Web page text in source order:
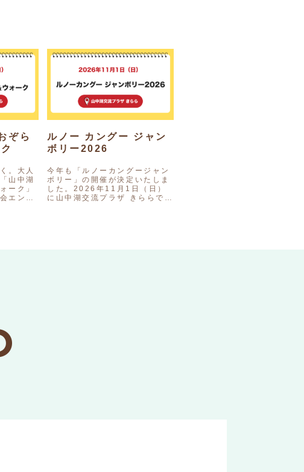
ぞら
。大人
山中湖
ーク」
エント
ルノー カングー ジャン
ボリー2026
今年も「ルノーカングージャン
ボリー」の開催が決定いたしま
した。2026年11月1日（日）
に山中湖交流プラザ きららで行